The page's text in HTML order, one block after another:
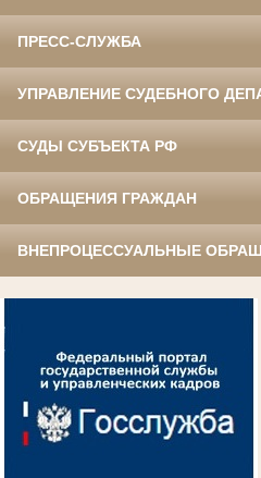
ПРЕСС-СЛУЖБА
УПРАВЛЕНИЕ СУДЕБНОГО
СУДЫ СУБЪЕКТА РФ
ОБРАЩЕНИЯ ГРАЖДАН
ВНЕПРОЦЕССУАЛЬНЫЕ